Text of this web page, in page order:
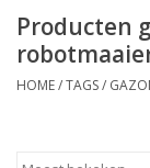
Plagen & Ziekten
Producten
HOME/TAGS/